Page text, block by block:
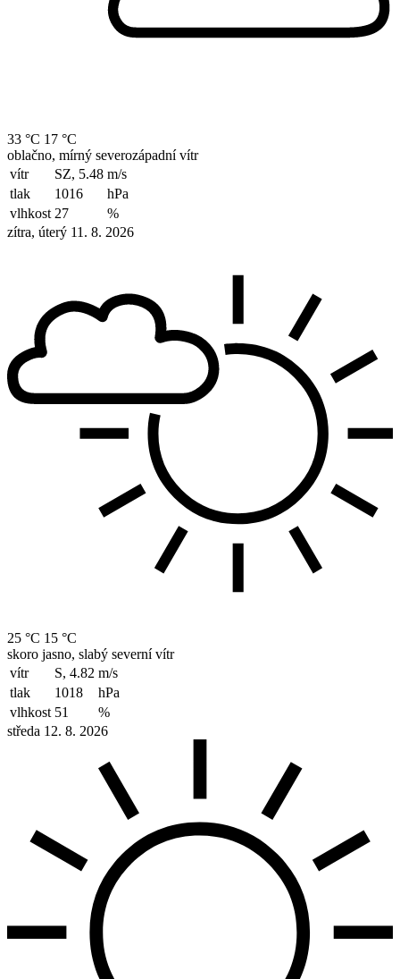
33 °C 17 °C
oblačno, mírný severozápadní vítr
vítr
SZ, 5.48 m/s
tlak
1016
hPa
vlhkost 27
%
zítra, úterý 11. 8. 2026
25 °C 15 °C
skoro jasno, slabý severní vítr
vítr
S, 4.82 m/s
tlak
1018
hPa
vlhkost 51
%
středa 12. 8. 2026